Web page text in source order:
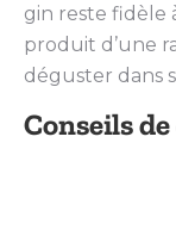
gin reste fidèle
produit d’une
déguster dans
Conseils